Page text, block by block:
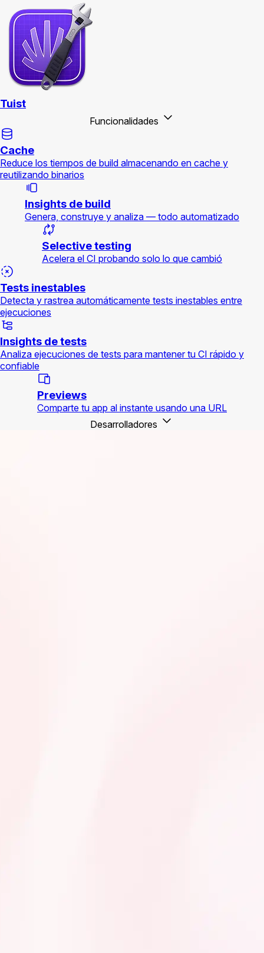
Tuist
Funcionalidades
Cache
Reduce los tiempos de build almacenando en cache y
reutilizando binarios
Insights de build
Genera, construye y analiza — todo automatizado
Selective testing
Acelera el CI probando solo lo que cambió
Tests inestables
Detecta y rastrea automáticamente tests inestables entre
ejecuciones
Insights de tests
Analiza ejecuciones de tests para mantener tu CI rápido y
confiable
Previews
Comparte tu app al instante usando una URL
Desarrolladores